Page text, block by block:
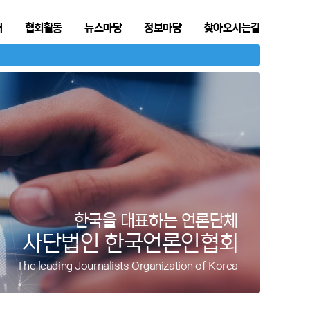
협회활동 뉴스마당 정보마당 찾아오시는길